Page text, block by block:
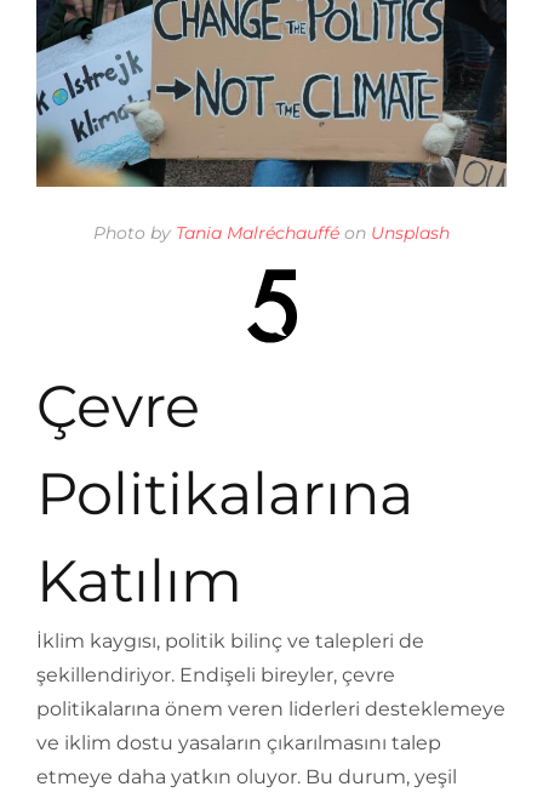
Photo by Tania Malréchauffé on Unsplash
Çevre
Politikalarına
Katılım
İklim kaygısı, politik bilinç ve talepleri de
şekillendiriyor. Endişeli bireyler, çevre
politikalarına önem veren liderleri desteklemeye
ve iklim dostu yasaların çıkarılmasını talep
etmeye daha yatkın oluyor. Bu durum, yeşil